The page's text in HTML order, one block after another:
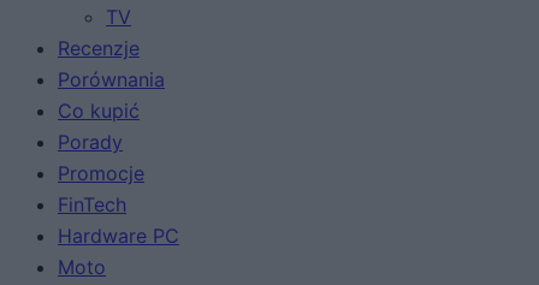
TV
Recenzje
Porównania
Co kupić
Porady
Promocje
FinTech
Hardware PC
Moto